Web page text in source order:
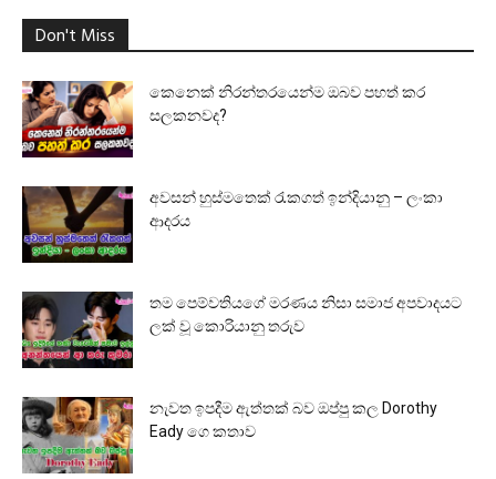
Don't Miss
කෙනෙක් නිරන්තරයෙන්ම ඔබව පහත් කර
සලකනවද?
අවසන් හුස්මතෙක් රැකගත් ඉන්දියානු – ලංකා
ආදරය
තම පෙම්වතියගේ මරණය නිසා සමාජ අපවාදයට
ලක් වූ කොරියානු තරුව
නැවත ඉපදීම ඇත්තක් බව ඔප්පු කල Dorothy
Eady ගෙ කතාව